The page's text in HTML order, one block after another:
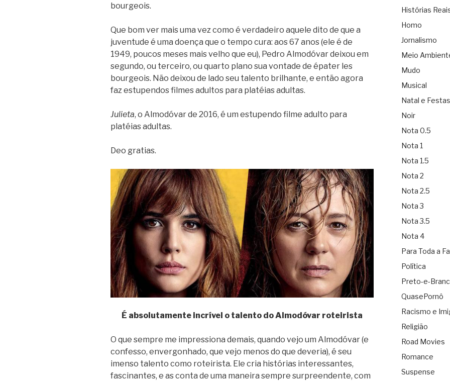
bourgeois.
Que bom ver mais uma vez como é verdadeiro aquele dito de que a
juventude é uma doença que o tempo cura: aos 67 anos (ele é de
1949, poucos meses mais velho que eu), Pedro Almodóvar deixou em
segundo, ou terceiro, ou quarto plano sua vontade de épater les
bourgeois. Não deixou de lado seu talento brilhante, e então agora
faz estupendos filmes adultos para platéias adultas.
Julieta, o Almodóvar de 2016, é um estupendo filme adulto para
platéias adultas.
Deo gratias.
É absolutamente incrível o talento do Almodóvar roteirista
O que sempre me impressiona demais, quando vejo um Almodóvar (e
confesso, envergonhado, que vejo menos do que deveria), é seu
imenso talento como roteirista. Ele cria histórias interessantes,
fascinantes, e as conta de uma maneira sempre surpreendente, com
Histórias
Homo
Jornalismo
Meio
Mudo
Musical
Natal e Festas
Noir
Nota 0.5
Nota 1
Nota 1.5
Nota 2
Nota 2.5
Nota 3
Nota 3.5
Nota 4
Para Toda a
Política
Preto-e-
QuasePornô
Racismo e
Religião
Road Movies
Romance
Suspense